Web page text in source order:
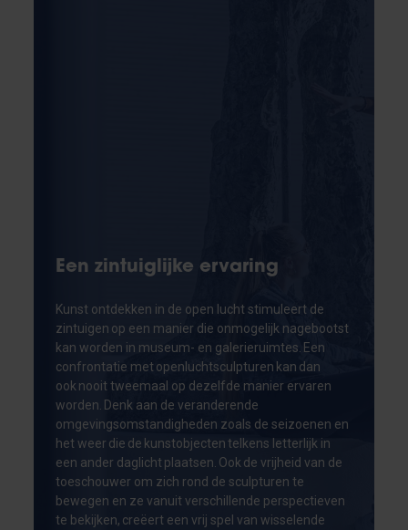
Een zintuiglijke ervaring
Kunst ontdekken in de open lucht stimuleert de
zintuigen op een manier die onmogelijk nagebootst
kan worden in museum- en galerieruimtes. Een
confrontatie met openluchtsculpturen kan dan
ook nooit tweemaal op dezelfde manier ervaren
worden. Denk aan de veranderende
omgevingsomstandigheden zoals de seizoenen en
het weer die de kunstobjecten telkens letterlijk in
een ander daglicht plaatsen. Ook de vrijheid van de
toeschouwer om zich rond de sculpturen te
bewegen en ze vanuit verschillende perspectieven
te bekijken, creëert een vrij spel van wisselende